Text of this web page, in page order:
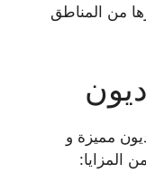
من المناطق
مميزة و
المزايا: